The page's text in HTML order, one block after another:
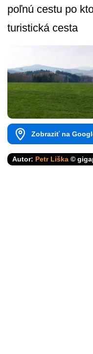
poľnú cestu po
turistická cesta
Zobraziť na
Autor: Petr Liška ©